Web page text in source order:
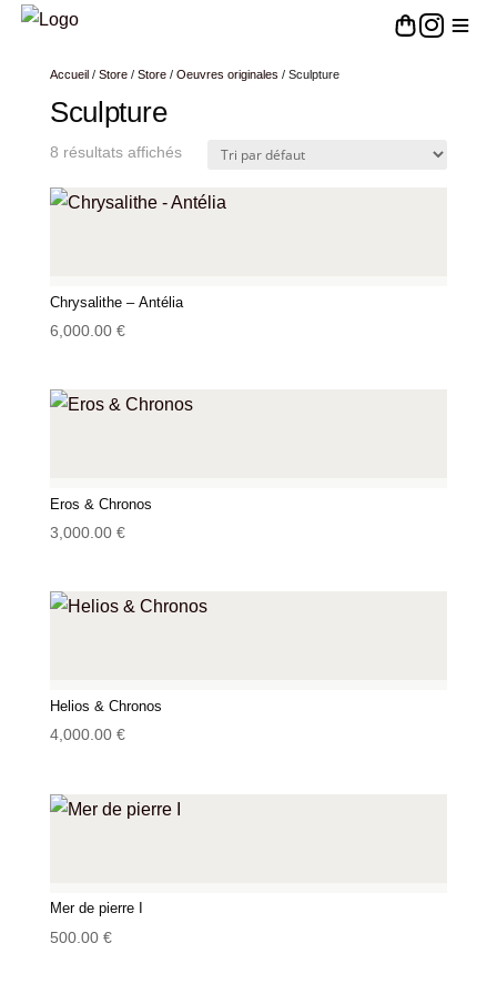
Accueil/ Store/ Store/ Oeuvres originales / Sculpture
Sculpture
8 résultats affichés
Chrysalithe – Antélia
6,000.00 €
Eros & Chronos
3,000.00 €
Helios & Chronos
4,000.00 €
Mer de pierre I
500.00 €